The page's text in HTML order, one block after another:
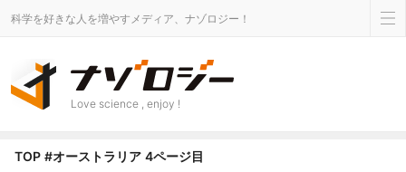
科学を好きな人を増やすメディア、ナゾロジー！
Love science , enjoy !
TOP #オーストラリア 4ページ目